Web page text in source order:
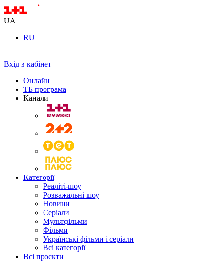
UA
RU
Вхід в кабінет
Онлайн
ТБ програма
Канали
Категорії
Реаліті-шоу
Розважальні шоу
Новини
Серіали
Мультфільми
Фільми
Українські фільми і серіали
Всі категорії
Всі проєкти